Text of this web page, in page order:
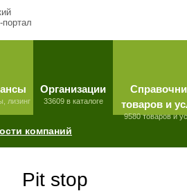
портал
лизинг
Организации
33609 в каталоге
товаров и
9580 товаров и
компаний
Pit stop